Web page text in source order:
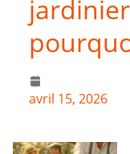
avril 15, 2026